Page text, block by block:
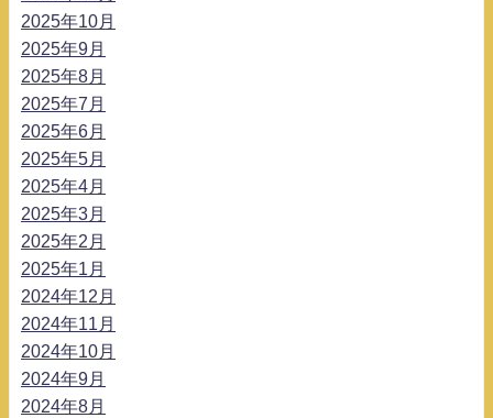
2025年10月
2025年9月
2025年8月
2025年7月
2025年6月
2025年5月
2025年4月
2025年3月
2025年2月
2025年1月
2024年12月
2024年11月
2024年10月
2024年9月
2024年8月